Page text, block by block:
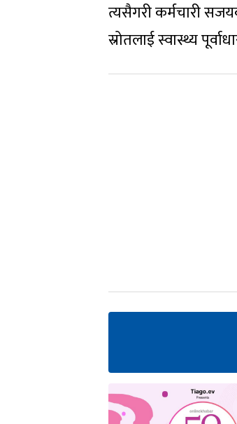
त्यसैगरी कर्मचारी
स्रोतलाई स्वास्थ्य